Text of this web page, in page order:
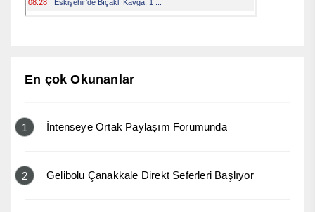
En çok Okunanlar
1 İntenseye Ortak Paylaşım Forumunda
2 Gelibolu Çanakkale Direkt Seferleri Başlıyor